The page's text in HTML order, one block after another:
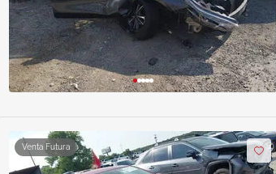
Venta Futura